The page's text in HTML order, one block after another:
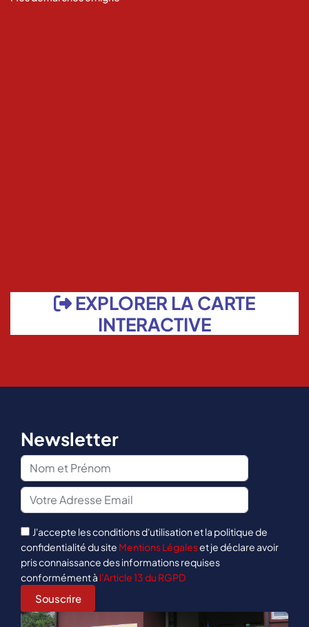
EXPLORER LA CARTE
INTERACTIVE
Newsletter
J'accepte les conditions d'utilisation et la politique de
confidentialité du site Mentions Légaleset je déclare avoir
pris connaissance des informations requises
conformément à l’Article 13 du RGPD